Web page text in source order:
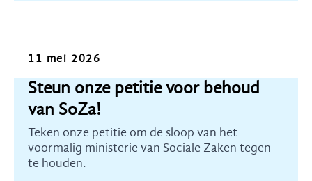
Oproep
11 mei 2026
Steun onze petitie voor behoud
van SoZa!
Teken onze petitie om de sloop van het
voormalig ministerie van Sociale Zaken tegen
te houden.